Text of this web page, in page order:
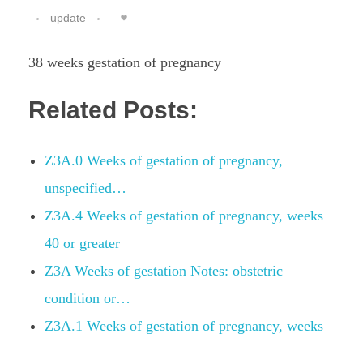
update
38 weeks gestation of pregnancy
Related Posts:
Z3A.0 Weeks of gestation of pregnancy,
unspecified…
Z3A.4 Weeks of gestation of pregnancy, weeks
40 or greater
Z3A Weeks of gestation Notes: obstetric
condition or…
Z3A.1 Weeks of gestation of pregnancy, weeks